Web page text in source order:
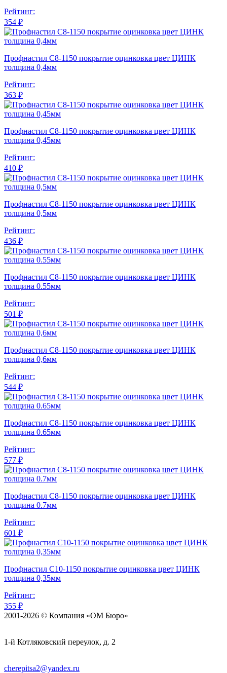
Рейтинг:
354 ₽
Профнастил С8-1150 покрытие оцинковка цвет ЦИНК
толщина 0,4мм
Рейтинг:
363 ₽
Профнастил С8-1150 покрытие оцинковка цвет ЦИНК
толщина 0,45мм
Рейтинг:
410 ₽
Профнастил С8-1150 покрытие оцинковка цвет ЦИНК
толщина 0,5мм
Рейтинг:
436 ₽
Профнастил С8-1150 покрытие оцинковка цвет ЦИНК
толщина 0.55мм
Рейтинг:
501 ₽
Профнастил С8-1150 покрытие оцинковка цвет ЦИНК
толщина 0,6мм
Рейтинг:
544 ₽
Профнастил С8-1150 покрытие оцинковка цвет ЦИНК
толщина 0.65мм
Рейтинг:
577 ₽
Профнастил С8-1150 покрытие оцинковка цвет ЦИНК
толщина 0.7мм
Рейтинг:
601 ₽
Профнастил С10-1150 покрытие оцинковка цвет ЦИНК
толщина 0,35мм
Рейтинг:
355 ₽
2001-2026 © Компания «ОМ Бюро»
1-й Котляковский переулок, д. 2
cherepitsa2@yandex.ru